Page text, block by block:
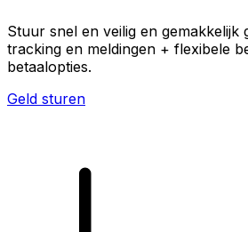
Stuur snel en veilig en gemakkelijk
tracking en meldingen + flexibele
betaalopties.
Geld sturen